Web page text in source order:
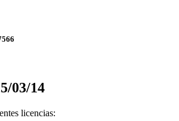
03/14
licencias: